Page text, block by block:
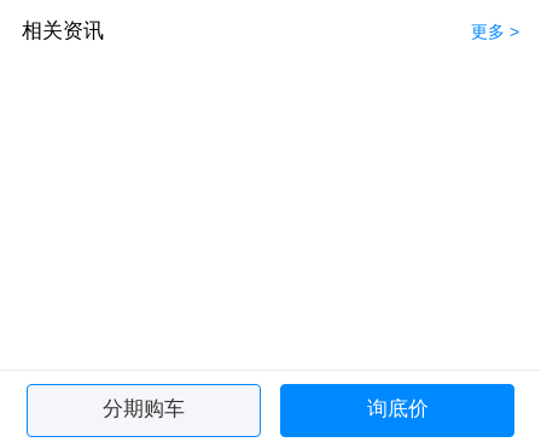
相关资讯 更多 >
分期购车 询底价